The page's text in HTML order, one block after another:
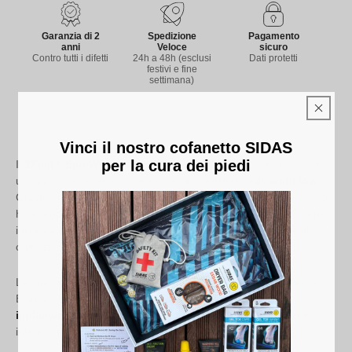
Garanzia di 2
anni
Contro tutti i difetti
Spedizione
Veloce
24h a 48h (esclusi
festivi e fine
settimana)
Pagamento
sicuro
Dati protetti
Il 3Feet® Eco Winter LowSoletta è progettato per lo sci, con
un approccio anatomico ed ecologico adattato agli
Grazie al concetto 3Feet® sviluppato da Sidas, ogni tipo di arco
ha il proprio livello di supporto. Per gli archi low, questo Soletta
incorpora un guscio in EVA perstabilità e supporto, ideale per
ottimizzare l'allineamento del corpo .
La sua copertura in rete di poliestere intrecciato e la schiuma
Evamic Isolante parzialmente riciclata (20%) offrono un
isolamento termico durevoleper i piedi protetti dal freddo,
integrandosi facilmente nel Scarponi da sci.
Vinci il nostro cofanetto SIDAS
per la cura dei piedi